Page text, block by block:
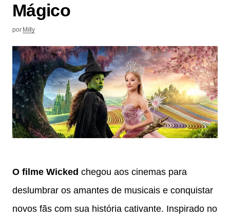
Mágico
por Milly
O filme Wicked chegou aos cinemas para
deslumbrar os amantes de musicais e conquistar
novos fãs com sua história cativante. Inspirado no